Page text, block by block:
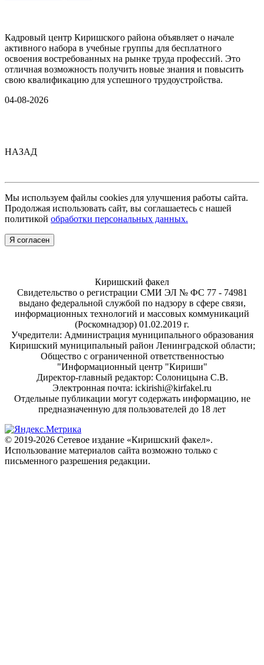
Кадровый центр Киришского района объявляет о начале
активного набора в учебные группы для бесплатного
освоения востребованных на рынке труда профессий. Это
отличная возможность получить новые знания и повысить
свою квалификацию для успешного трудоустройства.
04-08-2026
НАЗАД
Мы используем файлы cookies для улучшения работы сайта.
Продолжая использовать сайт, вы соглашаетесь с нашей
политикой обработки персональных данных.
Я согласен
Киришский факел
Свидетельство о регистрации СМИ ЭЛ № ФС 77 - 74981
выдано федеральной службой по надзору в сфере связи,
информационных технологий и массовых коммуникаций
(Роскомнадзор) 01.02.2019 г.
Учредители: Администрация муниципального образования
Киришский муниципальный район Ленинградской области;
Общество с ограниченной ответственностью
"Информационный центр "Кириши"
Директор-главный редактор: Солоницына С.В.
Электронная почта: ickirishi@kirfakel.ru
Отдельные публикации могут содержать информацию, не
предназначенную для пользователей до 18 лет
© 2019-2026 Сетевое издание «Киришский факел».
Использование материалов сайта возможно только с
письменного разрешения редакции.